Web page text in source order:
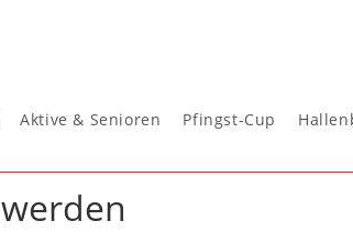
Aktive & Senioren Pfingst-Cup